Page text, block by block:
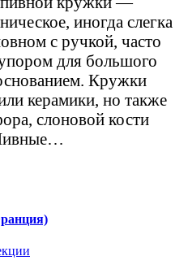
иногда слегка
с ручкой, часто
для большого
Кружки
керамики, но также
слоновой кости